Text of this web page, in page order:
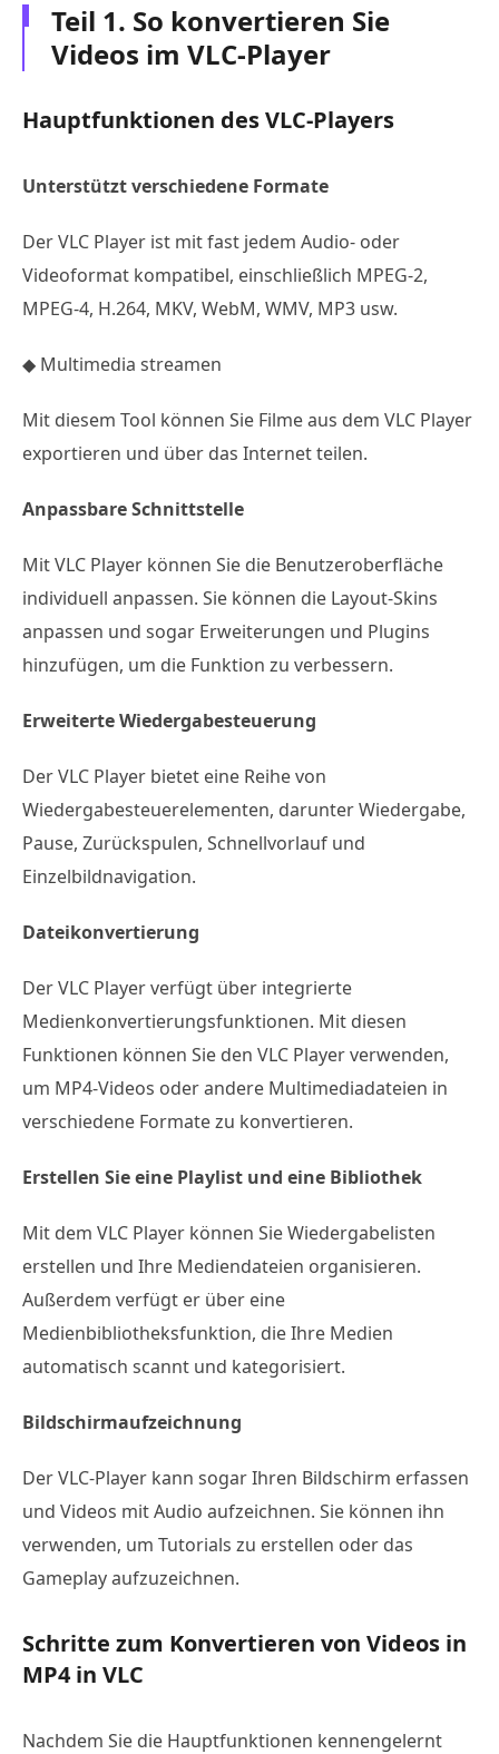
Teil 1. So konvertieren Sie
Videos im VLC-Player
Hauptfunktionen des VLC-Players
Unterstützt verschiedene Formate
Der VLC Player ist mit fast jedem Audio- oder
Videoformat kompatibel, einschließlich MPEG-2,
MPEG-4, H.264, MKV, WebM, WMV, MP3 usw.
◆ Multimedia streamen
Mit diesem Tool können Sie Filme aus dem VLC Player
exportieren und über das Internet teilen.
Anpassbare Schnittstelle
Mit VLC Player können Sie die Benutzeroberfläche
individuell anpassen. Sie können die Layout-Skins
anpassen und sogar Erweiterungen und Plugins
hinzufügen, um die Funktion zu verbessern.
Erweiterte Wiedergabesteuerung
Der VLC Player bietet eine Reihe von
Wiedergabesteuerelementen, darunter Wiedergabe,
Pause, Zurückspulen, Schnellvorlauf und
Einzelbildnavigation.
Dateikonvertierung
Der VLC Player verfügt über integrierte
Medienkonvertierungsfunktionen. Mit diesen
Funktionen können Sie den VLC Player verwenden,
um MP4-Videos oder andere Multimediadateien in
verschiedene Formate zu konvertieren.
Erstellen Sie eine Playlist und eine Bibliothek
Mit dem VLC Player können Sie Wiedergabelisten
erstellen und Ihre Mediendateien organisieren.
Außerdem verfügt er über eine
Medienbibliotheksfunktion, die Ihre Medien
automatisch scannt und kategorisiert.
Bildschirmaufzeichnung
Der VLC-Player kann sogar Ihren Bildschirm erfassen
und Videos mit Audio aufzeichnen. Sie können ihn
verwenden, um Tutorials zu erstellen oder das
Gameplay aufzuzeichnen.
Schritte zum Konvertieren von Videos in
MP4 in VLC
Nachdem Sie die Hauptfunktionen kennengelernt